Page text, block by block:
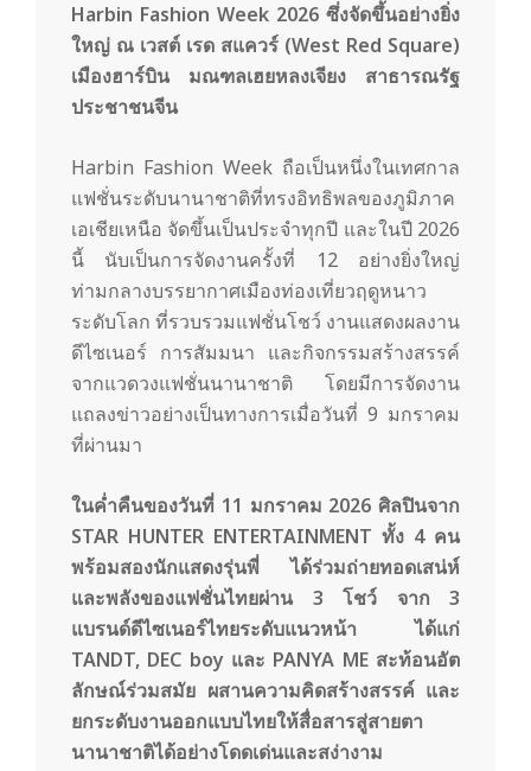
Harbin Fashion Week 2026 ซึ่งจัดขึ้นอย่างยิ่ง
ใหญ่ ณ เวสต์ เรด สแควร์ (West Red Square)
เมืองฮาร์บิน มณฑลเฮยหลงเจียง สาธารณรัฐ
ประชาชนจีน
Harbin Fashion Week ถือเป็นหนึ่งในเทศกาล
แฟชั่นระดับนานาชาติที่ทรงอิทธิพลของภูมิภาค
เอเชียเหนือ จัดขึ้นเป็นประจำทุกปี และในปี 2026
นี้ นับเป็นการจัดงานครั้งที่ 12 อย่างยิ่งใหญ่
ท่ามกลางบรรยากาศเมืองท่องเที่ยวฤดูหนาว
ระดับโลก ที่รวบรวมแฟชั่นโชว์ งานแสดงผลงาน
ดีไซเนอร์ การสัมมนา และกิจกรรมสร้างสรรค์
จากแวดวงแฟชั่นนานาชาติ โดยมีการจัดงาน
แถลงข่าวอย่างเป็นทางการเมื่อวันที่ 9 มกราคม
ที่ผ่านมา
ในค่ำคืนของวันที่ 11 มกราคม 2026 ศิลปินจาก
STAR HUNTER ENTERTAINMENT ทั้ง 4 คน
พร้อมสองนักแสดงรุ่นพี่ ได้ร่วมถ่ายทอดเสน่ห์
และพลังของแฟชั่นไทยผ่าน 3 โชว์ จาก 3
แบรนด์ดีไซเนอร์ไทยระดับแนวหน้า ได้แก่
TANDT, DEC boy และ PANYA ME สะท้อนอัต
ลักษณ์ร่วมสมัย ผสานความคิดสร้างสรรค์ และ
ยกระดับงานออกแบบไทยให้สื่อสารสู่สายตา
นานาชาติได้อย่างโดดเด่นและสง่างาม